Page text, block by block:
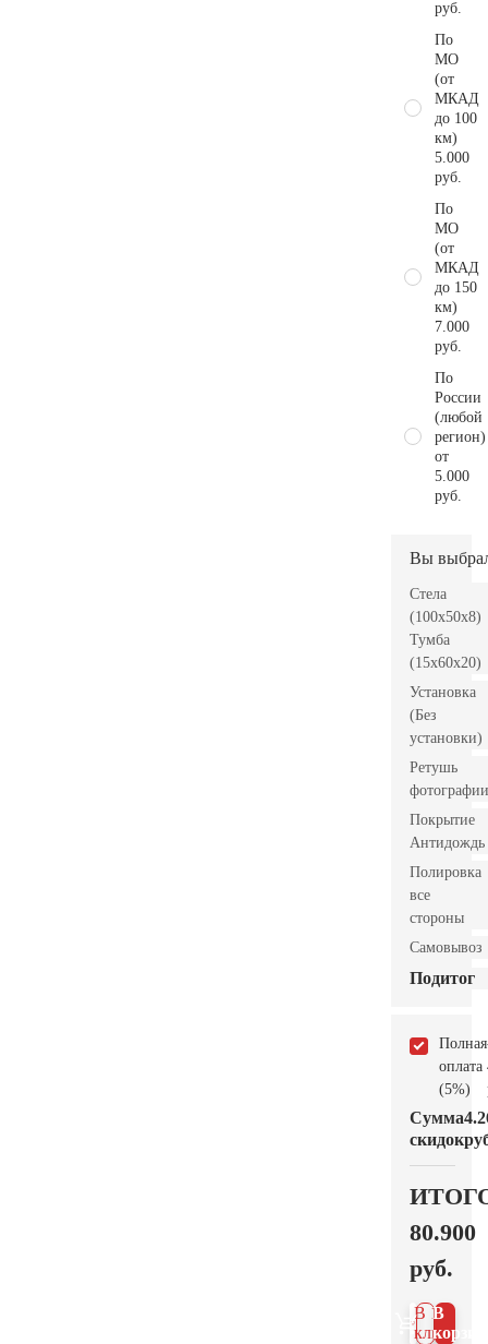
руб.
По
МО
(от
МКАД
до 100
км)
5.000
руб.
По
МО
(от
МКАД
до 150
км)
7.000
руб.
По
России
(любой
регион)
от
5.000
руб.
Вы
Стела
(100x50x8)
Тумба
(15x60x20)
Установка
(Без
установки)
Ретушь
фотографии
Покрытие
Антидождь
Полировка
все
стороны
Самовывоз
Подитог
Полная
оплата
(5%)
Сумма
скидок
80.900
руб.
В
В 1
клик